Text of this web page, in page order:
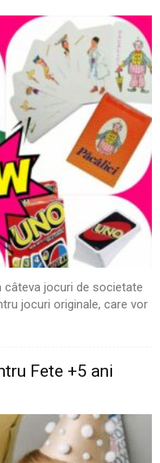
jocuri de societate
jocuri originale, care vor
Fete +5 ani